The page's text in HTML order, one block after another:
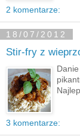
2 komentarze:
18/07/2012
Stir-fry z
3 komentarze: